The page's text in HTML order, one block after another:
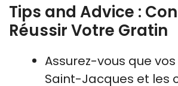
Tips and Advice :
Réussir Votre Gratin
Assurez-vous que
Saint-Jacques et les